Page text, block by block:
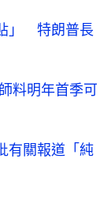
」 特朗普長
料明年首季可
有關報道「純